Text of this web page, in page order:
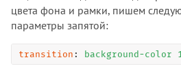
цвета фона и рамки, пишем
параметры запятой:
transition : background-color 1